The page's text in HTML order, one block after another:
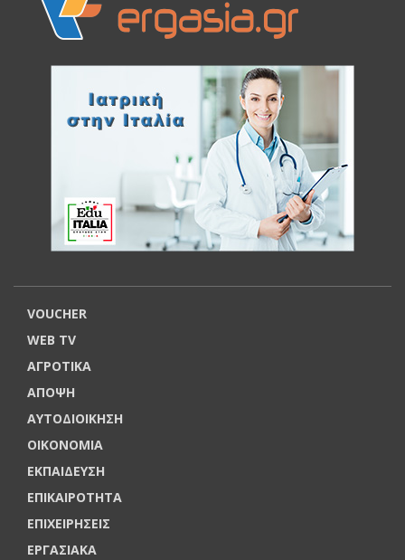
VOUCHER
WEB TV
ΑΓΡΟΤΙΚΑ
ΑΠΟΨΗ
ΑΥΤΟΔΙΟΙΚΗΣΗ
ΟΙΚΟΝΟΜΙΑ
ΕΚΠΑΙΔΕΥΣΗ
ΕΠΙΚΑΙΡΟΤΗΤΑ
ΕΠΙΧΕΙΡΗΣΕΙΣ
ΕΡΓΑΣΙΑΚΑ